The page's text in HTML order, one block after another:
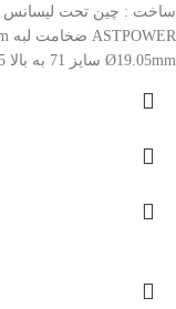
Ø19.05mm سایز 71 به بالا Ø31.75